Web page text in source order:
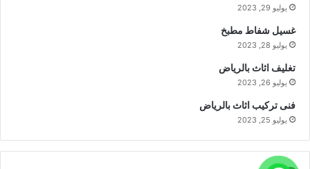
يوليو 29, 2023
غسيل شفاط مطبخ
يوليو 28, 2023
تغليف اثاث بالرياض
يوليو 26, 2023
فنى تركيب اثاث بالرياض
يوليو 25, 2023